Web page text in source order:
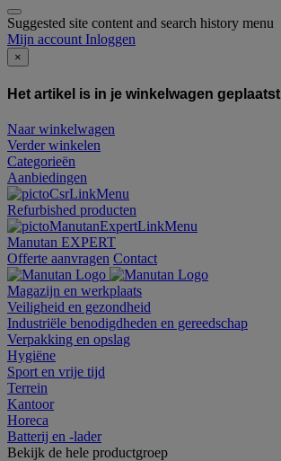
Suggested site content and search history menu
Mijn account Inloggen
×
Het artikel is in je winkelwagen geplaatst
Naar winkelwagen
Verder winkelen
Categorieën
Aanbiedingen
Refurbished producten
Manutan EXPERT
Offerte aanvragen Contact
Magazijn en werkplaats
Veiligheid en gezondheid
Industriële benodigdheden en gereedschap
Verpakking en opslag
Hygiëne
Sport en vrije tijd
Terrein
Kantoor
Horeca
Batterij en -lader
Bekijk de hele productgroep